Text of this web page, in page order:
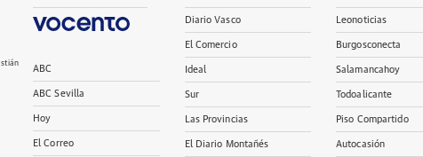
ABC
ABC Sevilla
Hoy
El Correo
Diario Vasco
El Comercio
Ideal
Sur
Las Provincias
El Diario Montañés
Leonoticias
Burgosconecta
Salamancahoy
Todoalicante
Piso Compartido
Autocasión